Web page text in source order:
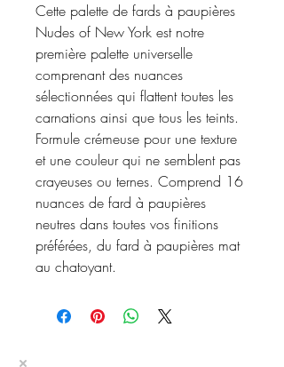
Cette palette de fards à paupières
Nudes of New York est notre
première palette universelle
comprenant des nuances
sélectionnées qui flattent toutes les
carnations ainsi que tous les teints.
Formule crémeuse pour une texture
et une couleur qui ne semblent pas
crayeuses ou ternes. Comprend 16
nuances de fard à paupières
neutres dans toutes vos finitions
préférées, du fard à paupières mat
au chatoyant.